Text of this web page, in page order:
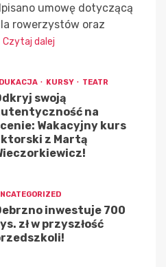
umowę dotyczącą
rowerzystów oraz
Czytaj dalej
KURSY TEATR
swoją
na
Wakacyjny kurs
z Martą
inwestuje 700
zł w przyszłość